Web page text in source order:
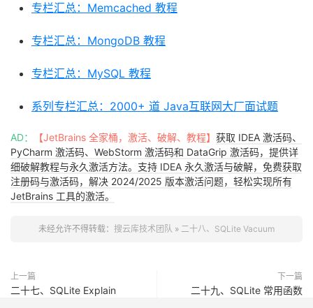
专栏汇总：Memcached 教程
专栏汇总：MongoDB 教程
专栏汇总：MySQL 教程
系列专栏汇总：2000+ 道 Java互联网大厂面试题
AD： 【JetBrains 全家桶，激活、破解、教程】 获取 IDEA 激活码、
PyCharm 激活码、WebStorm 激活码和 DataGrip 激活码，提供详
细破解教程与永久激活方法。支持 IDEA 永久激活与破解，免费获取
注册码与激活码，解决 2024/2025 版本激活问题，轻松实现所有
JetBrains 工具的激活。
未经允许不得转载： 搜云库技术团队 » 二十八、SQLite Vacuum
上一篇
二十七、SQLite Explain
下一篇
二十九、SQLite 常用函数